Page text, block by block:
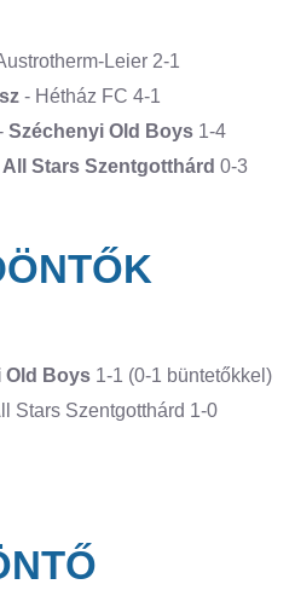
Leier 2-1
- Hétház FC 4-1
Széchenyi Old Boys 1-4
All Stars Szentgotthárd 0-3
Old Boys 1-1 (0-1 büntetőkkel)
Stars Szentgotthárd 1-0